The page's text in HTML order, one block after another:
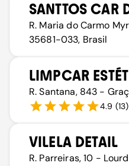
SANTTOS CAR
R. Maria do Carmo
35681-033, Brasil
LIMPCAR
R. Santana, 843 -
4.9 (13)
VILELA DETAIL
R. Parreiras, 10 -